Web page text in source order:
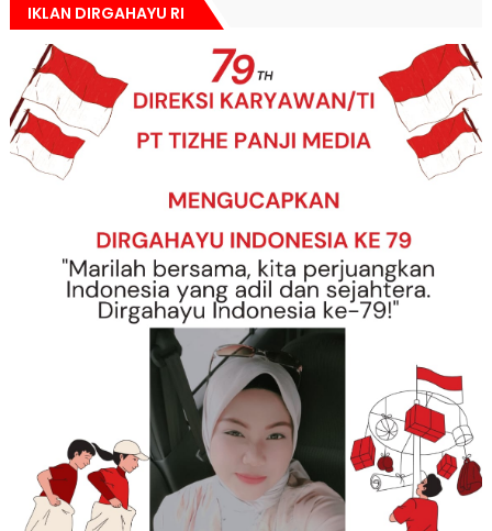
IKLAN DIRGAHAYU RI